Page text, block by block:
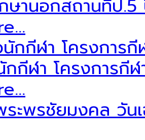
ษานอกสถานที่ป
กีฬา โครงการกี